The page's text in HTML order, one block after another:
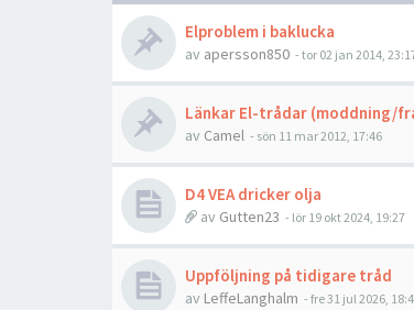
Elproblem i baklucka
av apersson850 - tor 02 jan 2014,
Länkar El-trådar (moddning/
av Camel - sön 11 mar 2012, 17:46
D4 VEA dricker olja
av Gutten23 - lör 19 okt 2024, 19:27
Uppföljning på tidigare tråd
av LeffeLanghalm - fre 31 jul 2026,